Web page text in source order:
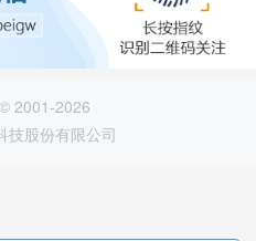
2001-2026
技股份有限公司